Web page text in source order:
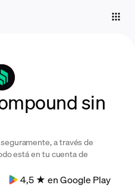
sin
a través de
está en tu cuenta de
4,5 ★ en Google Play